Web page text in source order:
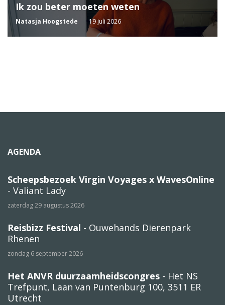
Ik zou beter moeten weten
Natasja Hoogstede 19 juli 2026
AGENDA
Scheepsbezoek Virgin Voyages x WavesOnline
- Valiant Lady
zaterdag 29 augustus 2026
Reisbizz Festival - Ouwehands Dierenpark
Rhenen
zondag 6 september 2026
Het ANVR duurzaamheidscongres - Het NS
Trefpunt, Laan van Puntenburg 100, 3511 ER
Utrecht